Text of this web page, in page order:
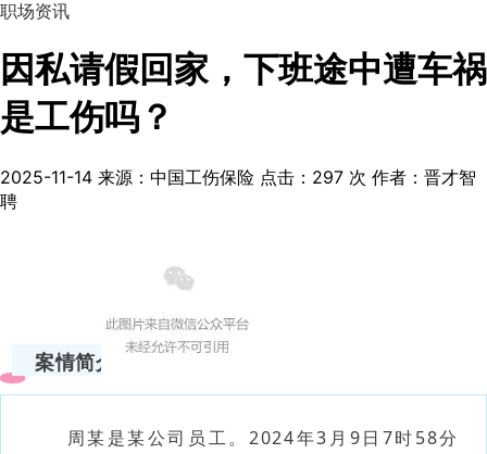
职场资讯
因私请假回家，下班途中遭车祸
是工伤吗？
2025-11-14 来源：中国工伤保险 点击： 297 次 作者：晋才智
聘
案情简介
周某是某公司员工。2024年3月9日7时58分